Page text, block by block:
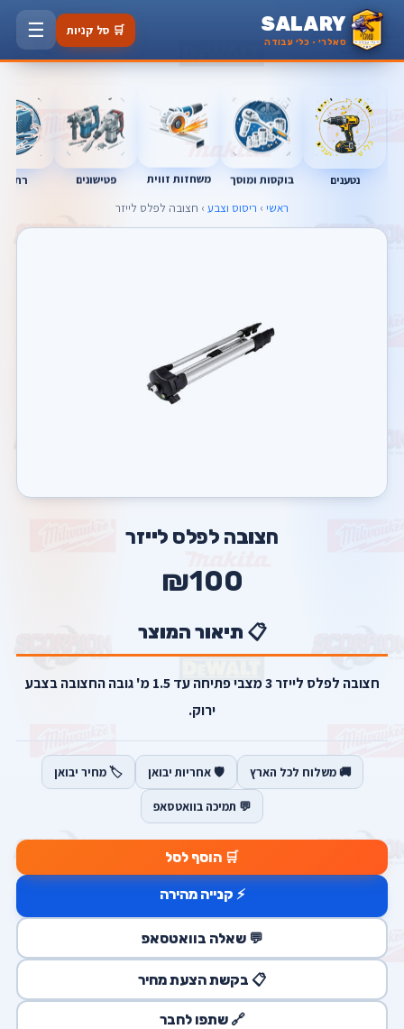
SALARY
סאלרי · כלי עבודה
🛒 סל קניות ☰
נטענים בוקסות ומוסך משחזות זווית פטישונים
ראשי › ריסוס וצבע › חצובה לפלס לייזר
חצובה לפלס לייזר
₪100
📋 תיאור המוצר
חצובה לפלס לייזר 3 מצבי פתיחה עד 1.5 מ' גובה החצובה בצבע
ירוק.
🚚 משלוח לכל הארץ 🛡️ אחריות יבואן 🏷️ מחיר יבואן
💬 תמיכה בוואטסאפ
🛒 הוסף לסל
⚡ קנייה מהירה
💬 שאלה בוואטסאפ
📋 בקשת הצעת מחיר
🔗 שתפו לחבר